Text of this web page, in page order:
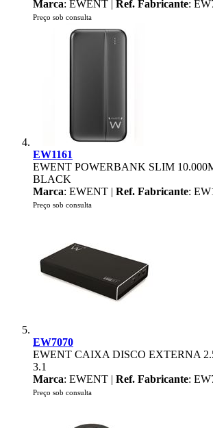
Marca: EWENT | Ref. Fabricante:
Preço sob consulta
EW1161
EWENT POWERBANK SLIM
BLACK
Marca: EWENT | Ref. Fabricante:
Preço sob consulta
EW7070
EWENT CAIXA DISCO EXTERNA
3.1
Marca: EWENT | Ref. Fabricante:
Preço sob consulta